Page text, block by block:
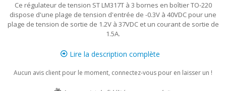
Ce régulateur de tension ST LM317T à 3 bornes en boîtier TO-220
dispose d'une plage de tension d'entrée de -0.3V à 40VDC pour une
plage de tension de sortie de 1.2V à 37VDC et un courant de sortie de
1.5A.
Lire la description complète
Aucun avis client pour le moment, connectez-vous pour en laisser un !